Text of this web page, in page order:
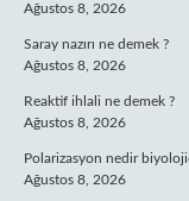
Ağustos 8, 2026
Saray nazırı ne demek ?
Ağustos 8, 2026
Reaktif ihlali ne demek ?
Ağustos 8, 2026
Polarizasyon nedir
Ağustos 8, 2026